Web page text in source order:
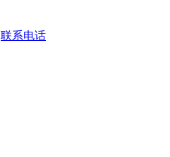
联系电话